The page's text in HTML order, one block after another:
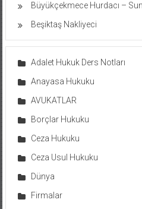
Büyükçekmece Hurdacı –
Beşiktaş Nakliyeci
Adalet Hukuk Ders Notları
Anayasa Hukuku
AVUKATLAR
Borçlar Hukuku
Ceza Hukuku
Ceza Usul Hukuku
Dünya
Firmalar